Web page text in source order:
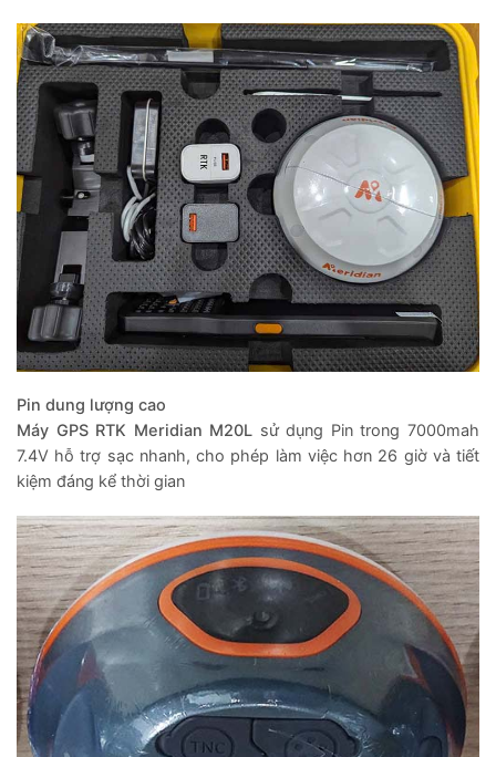
Pin dung lượng cao
Máy GPS RTK Meridian M20L sử dụng Pin trong 7000mah
7.4V hỗ trợ sạc nhanh, cho phép làm việc hơn 26 giờ và tiết
kiệm đáng kể thời gian